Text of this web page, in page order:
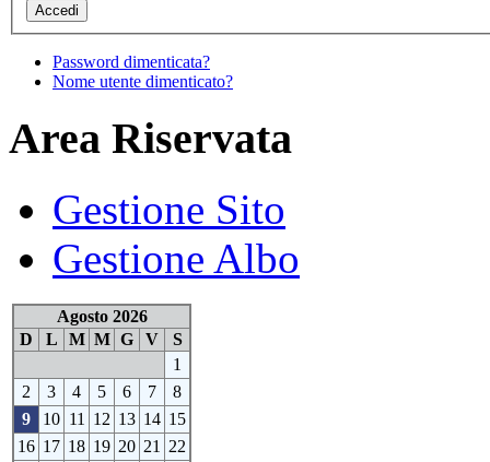
Password dimenticata?
Nome utente dimenticato?
Area Riservata
Gestione Sito
Gestione Albo
Agosto 2026
D
L M M G V
S
1
2
3 4 5 6 7
8
9
10 11 12 13 14 15
16 17 18 19 20 21
22